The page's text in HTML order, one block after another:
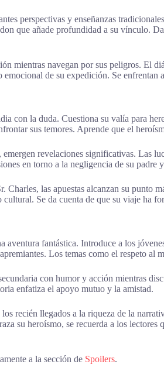
perspectivas y enseñanzas
que añade profundidad a su vínculo.
mientras navegan por sus peligros. El
de su expedición. Se
con la duda. Cuestiona su valía para
sus temores. Aprende que el
revelaciones significativas. Las
en torno a la negligencia de su
Charles, las apuestas alcanzan su
Se da cuenta de que su viaje ha
aventura fantástica. Introduce a los
Los temas como el respeto
con humor y acción mientras
enfatiza el apoyo mutuo y la amistad.
recién llegados a la riqueza de la
su heroísmo, se recuerda a los
a la sección de Spoilers.